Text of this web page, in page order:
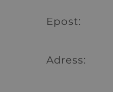
Epost:
Adress: